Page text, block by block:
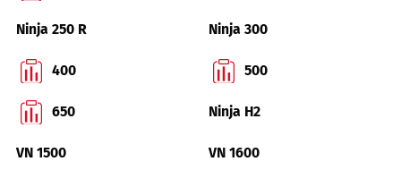
Ninja 250 R Ninja 300
Ninja 400 Ninja 500
Ninja 650 Ninja H2
VN 1500 VN 1600